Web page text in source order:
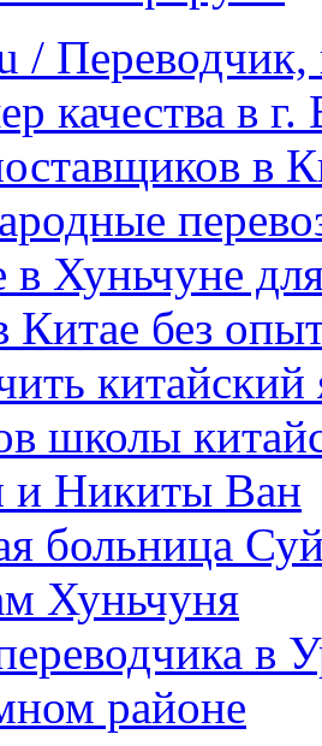
/ Переводчик,
качества в
в
в Хуньчуне
Китае без
школы
и Никиты Ван
больница
Хуньчуня
в
районе